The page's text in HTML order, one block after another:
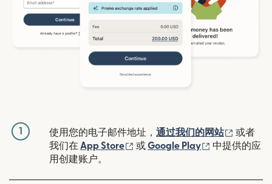
1 使用您的电子邮件地址， 通过我们的网站 （在新
或者
我们在 App Store （在新窗口中打开）
或Google Play （在新窗口中
中提供的应
用创建账户。